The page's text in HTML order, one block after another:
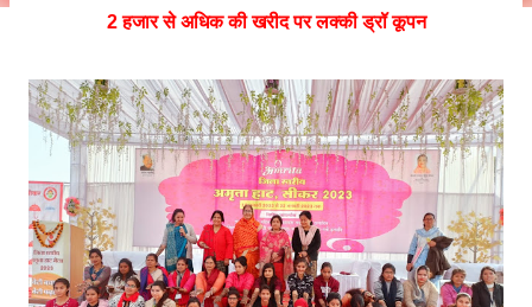
2 हजार से अधिक की खरीद पर लक्की ड्रॉ कूपन